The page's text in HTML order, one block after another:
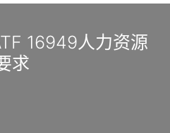
16949人力资源
求